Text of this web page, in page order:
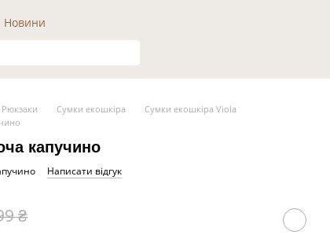
Новини
Сумки екошкіра
Сумки екошкіра Viola
капучино
Написати відгук
₴